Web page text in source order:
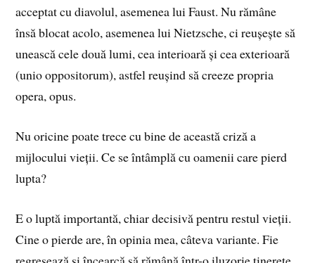
acceptat cu diavolul, asemenea lui Faust. Nu rămâne
însă blocat acolo, asemenea lui Nietzsche, ci reușește să
unească cele două lumi, cea interioară și cea exterioară
(unio oppositorum), astfel reușind să creeze propria
opera, opus.
Nu oricine poate trece cu bine de această criză a
mijlocului vieții. Ce se întâmplă cu oamenii care pierd
lupta?
E o luptă importantă, chiar decisivă pentru restul vieții.
Cine o pierde are, în opinia mea, câteva variante. Fie